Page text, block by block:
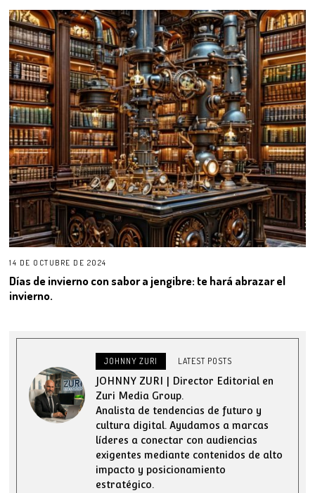
14 DE OCTUBRE DE 2024
Días de invierno con sabor a jengibre: te hará abrazar el
invierno.
JOHNNY ZURI LATEST POSTS
JOHNNY ZURI | Director Editorial en
Zuri Media Group.
Analista de tendencias de futuro y
cultura digital. Ayudamos a marcas
líderes a conectar con audiencias
exigentes mediante contenidos de alto
impacto y posicionamiento
estratégico.